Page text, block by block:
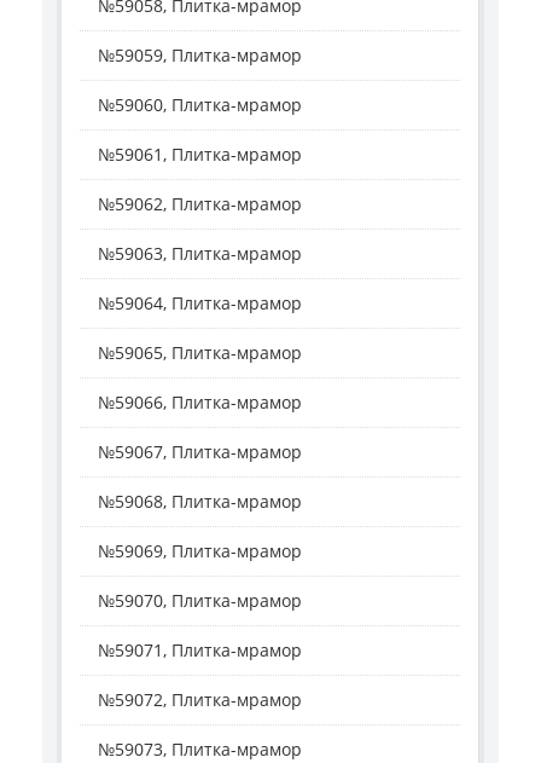
№59058, Плитка-мрамор
№59059, Плитка-мрамор
№59060, Плитка-мрамор
№59061, Плитка-мрамор
№59062, Плитка-мрамор
№59063, Плитка-мрамор
№59064, Плитка-мрамор
№59065, Плитка-мрамор
№59066, Плитка-мрамор
№59067, Плитка-мрамор
№59068, Плитка-мрамор
№59069, Плитка-мрамор
№59070, Плитка-мрамор
№59071, Плитка-мрамор
№59072, Плитка-мрамор
№59073, Плитка-мрамор